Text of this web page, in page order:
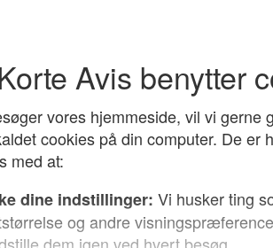
at deres sag vurderes ved grænsen.
af dem aldrig ud igen.
til, at EU’s system med fingeraftryk
folk kommer fra, uden at de lukkes
synes at betragte de åbne grænser
hun stejlt over for Seehofer.
klart med Seehofer. Det viser en